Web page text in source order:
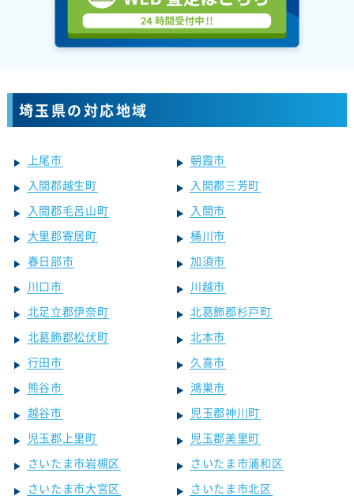
埼玉県の対応地域
上尾市
朝霞市
入間郡越生町
入間郡三芳町
入間郡毛呂山町
入間市
大里郡寄居町
桶川市
春日部市
加須市
川口市
川越市
北足立郡伊奈町
北葛飾郡杉戸町
北葛飾郡松伏町
北本市
行田市
久喜市
熊谷市
鴻巣市
越谷市
児玉郡神川町
児玉郡上里町
児玉郡美里町
さいたま市岩槻区
さいたま市浦和区
さいたま市大宮区
さいたま市北区